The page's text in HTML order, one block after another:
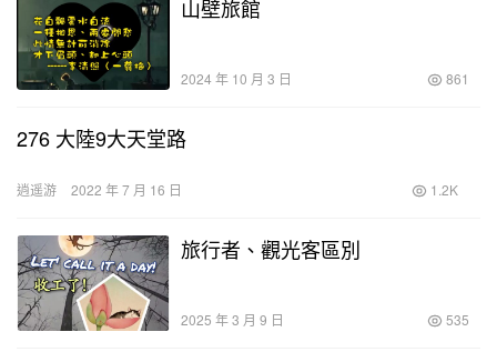
山壁旅館
2024 年 10 月 3 日 861
276 大陸9大天堂路
逍遥游 2022 年 7 月 16 日 1.2K
旅行者、觀光客區別
2025 年 3 月 9 日 535